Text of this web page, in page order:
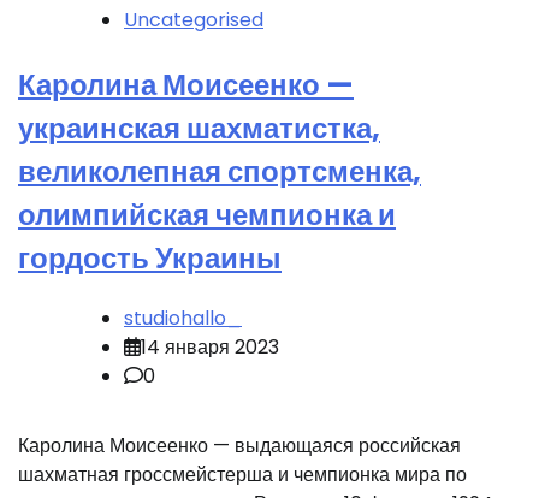
Uncategorised
Каролина Моисеенко —
украинская шахматистка,
великолепная спортсменка,
олимпийская чемпионка и
гордость Украины
studiohallo_
14 января 2023
0
Каролина Моисеенко — выдающаяся российская
шахматная гроссмейстерша и чемпионка мира по